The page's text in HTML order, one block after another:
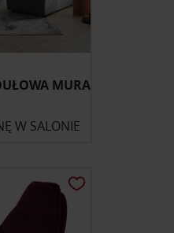
MURA
W SALONIE